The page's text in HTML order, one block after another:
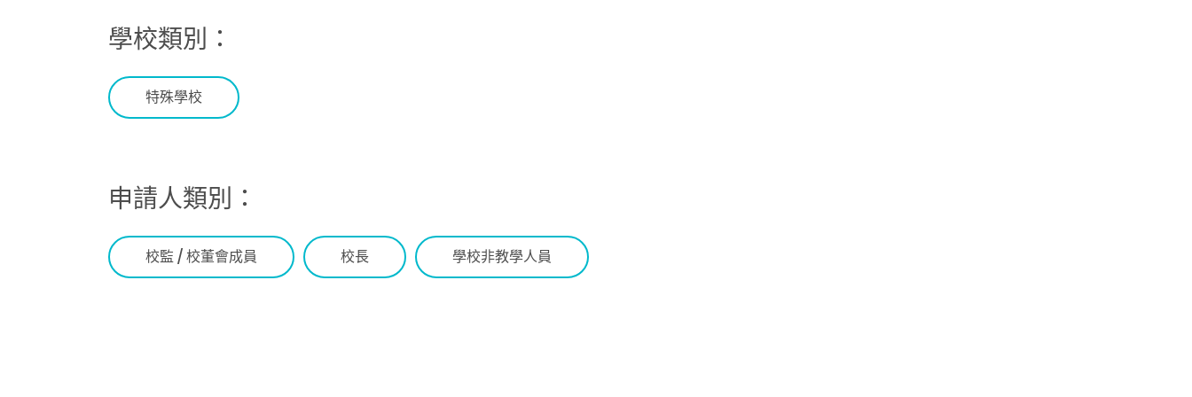
學校類別：
特殊學校
申請人類別：
校監 / 校董會成員 校長 學校非教學人員